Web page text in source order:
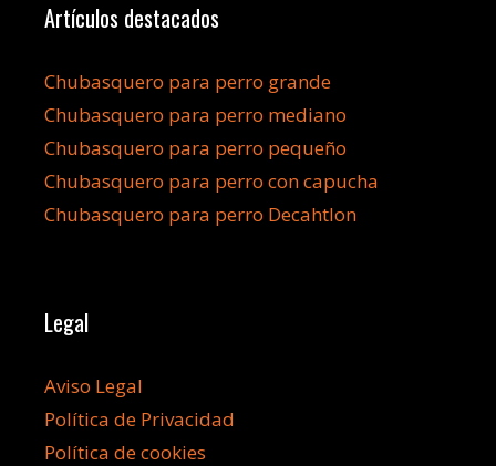
Artículos destacados
Chubasquero para perro grande
Chubasquero para perro mediano
Chubasquero para perro pequeño
Chubasquero para perro con capucha
Chubasquero para perro Decahtlon
Legal
Aviso Legal
Política de Privacidad
Política de cookies